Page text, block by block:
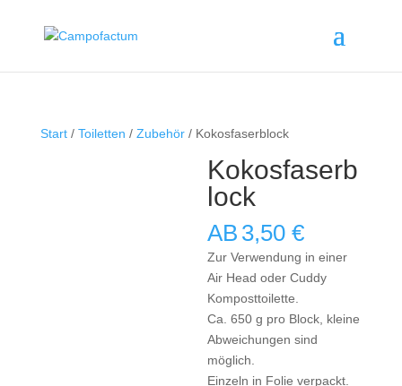
Start/ Toiletten / Zubehör/ Kokosfaserblock
Kokosfaserb
lock
AB 3,50€
Zur Verwendung in einer
Air Head oder Cuddy
Komposttoilette.
Ca. 650 g pro Block, kleine
Abweichungen sind
möglich.
Einzeln in Folie verpackt.